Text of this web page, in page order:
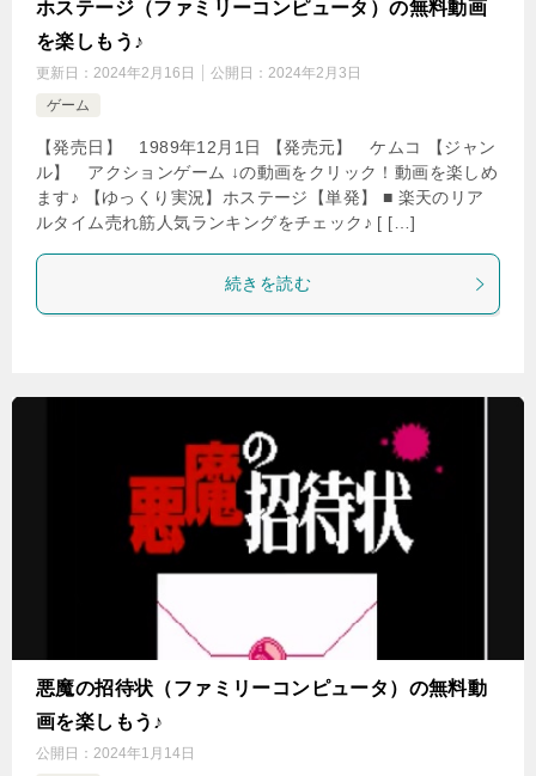
ホステージ（ファミリーコンピュータ）の無料動画
を楽しもう♪
更新日： 2024年2月16日 公開日： 2024年2月3日
ゲーム
【発売日】 1989年12月1日 【発売元】 ケムコ 【ジャン
ル】 アクションゲーム ↓の動画をクリック！動画を楽しめ
ます♪ 【ゆっくり実況】ホステージ【単発】 ■ 楽天のリア
ルタイム売れ筋人気ランキングをチェック♪ [ […]
続きを読む
悪魔の招待状（ファミリーコンピュータ）の無料動
画を楽しもう♪
公開日： 2024年1月14日